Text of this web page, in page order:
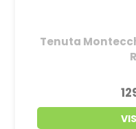
Tenuta